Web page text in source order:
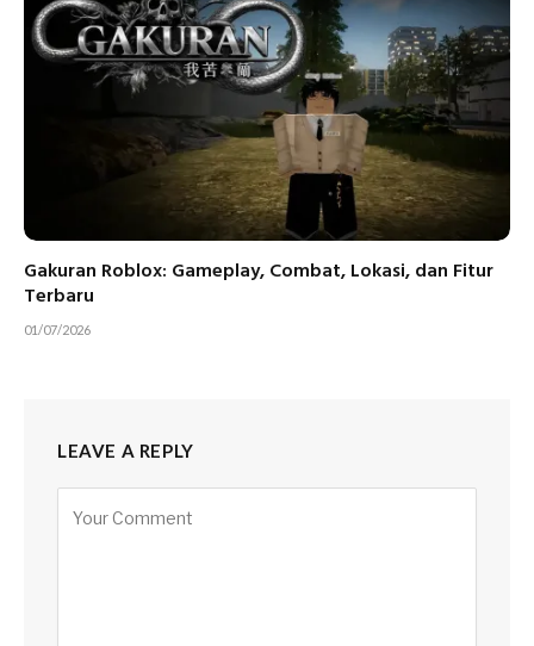
Gakuran Roblox: Gameplay, Combat, Lokasi, dan Fitur
Terbaru
01/07/2026
LEAVE A REPLY